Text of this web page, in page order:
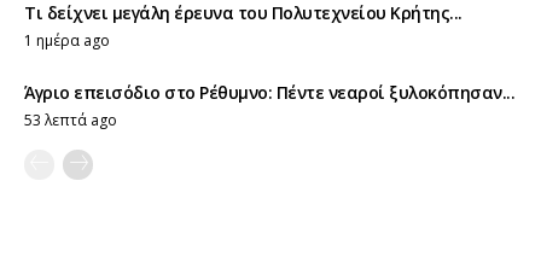
Τι δείχνει μεγάλη έρευνα του Πολυτεχνείου Κρήτης...
1 ημέρα ago
Άγριο επεισόδιο στο Ρέθυμνο: Πέντε νεαροί ξυλοκόπησαν...
53 λεπτά ago